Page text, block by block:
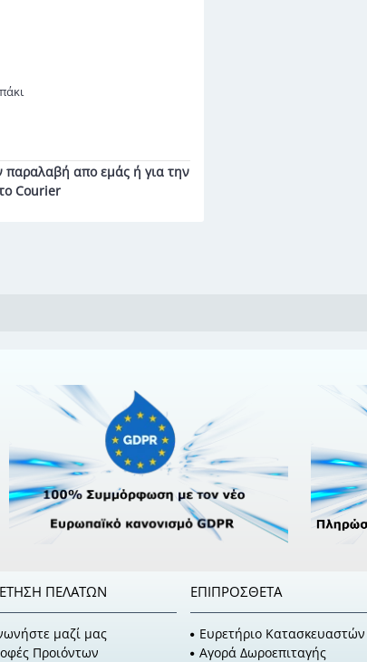
παραλαβή απο εμάς ή για την
Courier
ΠΕΛΑΤΏΝ
μαζί μας
Προιόντων
ΕΠΙΠΡΌΣΘΕΤΑ
Ευρετήριο Κατασκευαστών
Αγορά Δωροεπιταγής